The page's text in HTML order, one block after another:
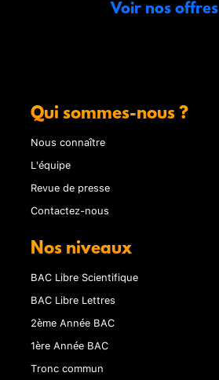
Voir nos offres
Qui sommes-nous ?
Nous connaître
L'équipe
Revue de presse
Contactez-nous
Nos niveaux
BAC Libre Scientifique
BAC Libre Lettres
2ème Année BAC
1ère Année BAC
Tronc commun